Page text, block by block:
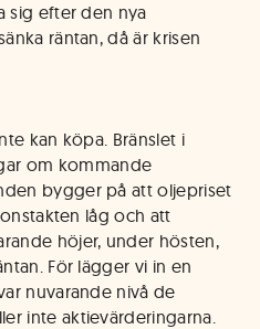
sig efter den nya
räntan, då är krisen
kan köpa. Bränslet i
om kommande
bygger på att oljepriset
låg och att
höjer, under hösten,
För lägger vi in en
nuvarande nivå de
inte aktievärderingarna.